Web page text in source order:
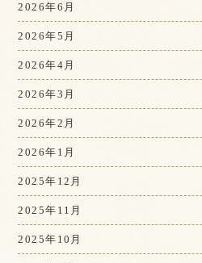
2026年6月
2026年5月
2026年4月
2026年3月
2026年2月
2026年1月
2025年12月
2025年11月
2025年10月